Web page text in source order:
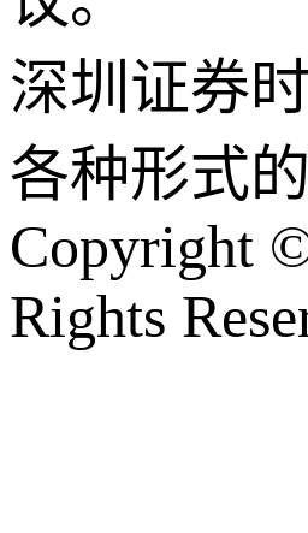
深圳证券
各种形式
Copyright
Rights